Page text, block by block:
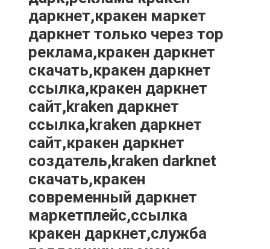
даркнет,кракен маркет
даркнет только через тор
реклама,кракен даркнет
скачать,кракен даркнет
ссылка,кракен даркнет
сайт,kraken даркнет
ссылка,kraken даркнет
сайт,кракен даркнет
создатель,kraken darknet
скачать,кракен
современный даркнет
маркетплейс,ссылка
кракен даркнет,служба